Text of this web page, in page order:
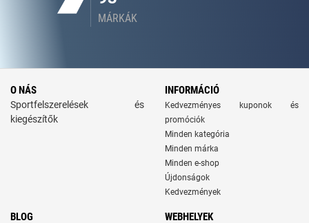
MÁRKÁK
O NÁS
Sportfelszerelések és
kiegészítők
INFORMÁCIÓ
Kedvezményes kuponok és
promóciók
Minden kategória
Minden márka
Minden e-shop
Újdonságok
Kedvezmények
BLOG WEBHELYEK